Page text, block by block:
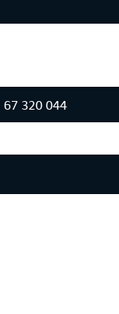
67 320 044